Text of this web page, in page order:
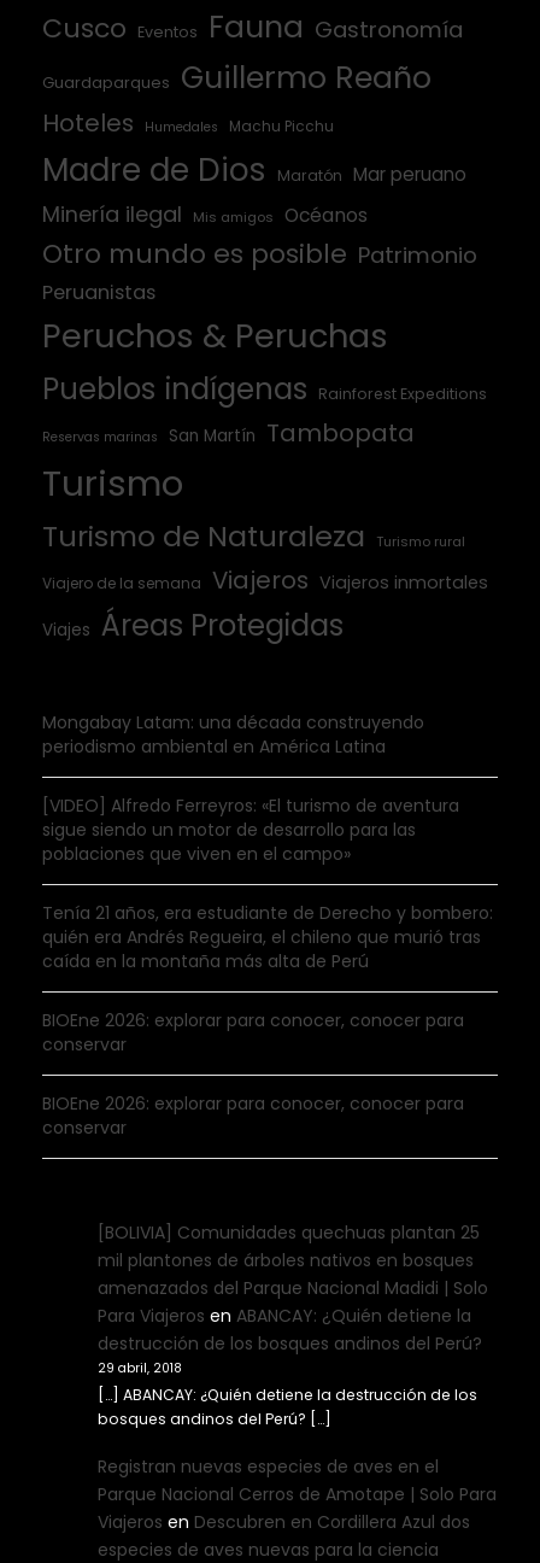
Cusco Eventos Fauna Gastronomía
Guardaparques Guillermo Reaño
Hoteles Humedales Machu Picchu
Madre de Dios Maratón Mar peruano
Minería ilegal Mis amigos Océanos
Otro mundo es posible Patrimonio
Peruanistas
Peruchos & Peruchas
Pueblos indígenas Rainforest Expeditions
Reservas marinas San Martín Tambopata
Turismo
Turismo de Naturaleza Turismo rural
Viajero de la semana Viajeros Viajeros inmortales
Viajes Áreas Protegidas
Mongabay Latam: una década construyendo
periodismo ambiental en América Latina
[VIDEO] Alfredo Ferreyros: «El turismo de aventura
sigue siendo un motor de desarrollo para las
poblaciones que viven en el campo»
Tenía 21 años, era estudiante de Derecho y bombero:
quién era Andrés Regueira, el chileno que murió tras
caída en la montaña más alta de Perú
BIOEne 2026: explorar para conocer, conocer para
conservar
BIOEne 2026: explorar para conocer, conocer para
conservar
[BOLIVIA] Comunidades quechuas plantan 25
mil plantones de árboles nativos en bosques
amenazados del Parque Nacional Madidi | Solo
Para Viajeros en ABANCAY: ¿Quién detiene la
destrucción de los bosques andinos del Perú?
29 abril, 2018
[…] ABANCAY: ¿Quién detiene la destrucción de los
bosques andinos del Perú? […]
Registran nuevas especies de aves en el
Parque Nacional Cerros de Amotape | Solo Para
Viajeros en Descubren en Cordillera Azul dos
especies de aves nuevas para la ciencia